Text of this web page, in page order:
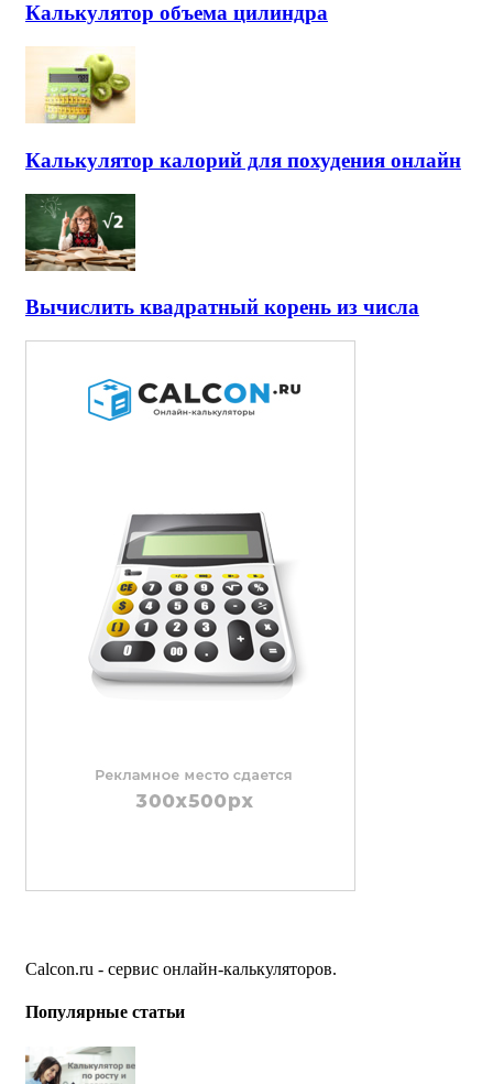
Калькулятор объема цилиндра
Калькулятор калорий для похудения онлайн
Вычислить квадратный корень из числа
Calcon.ru - сервис онлайн-калькуляторов.
Популярные статьи